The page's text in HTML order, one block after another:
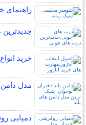
راهنمای
خرید انواع
مدل دامن
دمپایی